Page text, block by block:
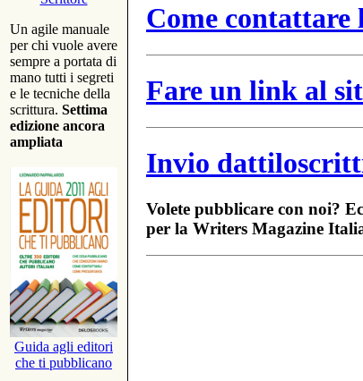
Un agile manuale
per chi vuole avere
sempre a portata di
mano tutti i segreti
e le tecniche della
scrittura. Settima
edizione ancora
ampliata
Guida agli editori
che ti pubblicano
Come
Fare un link al
Invio
Volete pubblicare con noi?
per la Writers Magazine